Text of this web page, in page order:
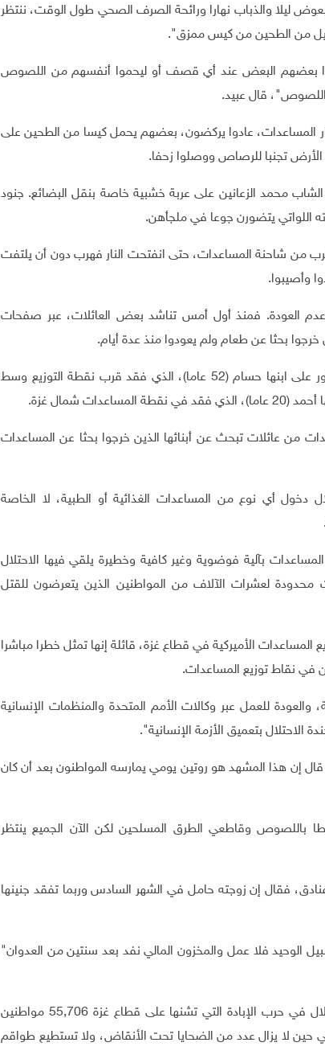
ليلا والذباب نهارا ورائحة الصرف الصحي طول الوقت، ننتظر
من الطحين من كيس ممزق".
بعضهم البعض عند أي قصف أو ليحموا أنفسهم من اللصوص
قال عبيد.
المساعدات، عادوا يركضون، بعضهم يحمل كيسا من الطحين على
تجنبا للرصاص ووصلوا زحفا.
محمد الزعانين على عربة خشبية خاصة بنقل البضائع. جنود
اللواتي يتضورن جوعا في ملجأهن.
إنه ما أن اقترب من شاحنة المساعدات، حتى انفتحت النار فهرب دون أن يلتفت
وأصيبوا.
العودة. فمنذ أول أمس تناشد بعض العائلات، عبر صفحات
خرجوا بحثا عن طعام ولم يعودوا منذ عدة أيام.
وتناشد عائلة "الشاعر" المواطنين للمساعدة في العثور على ابنها حسام (52 عاما)، الذي فقد قرب نقطة التوزيع وسط
شمال غزة.
من عائلات تبحث عن أبنائها الذين خرجوا بحثا عن المساعدات
دخول أي نوع من المساعدات الغذائية أو الطبية، لا الخاصة
.
بآلية فوضوية وغير كافية وخطيرة يلقي فيها الاحتلال
محدودة لعشرات الآلاف من المواطنين الذين يتعرضون للقتل
الأميركية في قطاع غزة، قائلة إنها تمثل خطرا مباشرا
في نقاط توزيع المساعدات.
للعمل عبر وكالات الأمم المتحدة والمنظمات الإنسانية
الاحتلال بتعميق الأزمة الإنسانية".
قال إن هذا المشهد هو روتين يومي يمارسه المواطنون بعد أن كان
باللصوص وقاطعي الطرق المسلحين لكن الآن الجميع ينتظر
في أحد الفنادق، فقال إن زوجته حامل في الشهر السادس وربما تفقد جنينها
الوحيد فلا عمل والمخزون المالي نفد بعد سنتين من العدوان"
ومنذ تشرين الأول/ أكتوبر 2023، قتلت قوات الاحتلال في حرب الإبادة التي تشنها على قطاع غزة 55,706 مواطنين
من الأطفال والنساء، وأصابت 130,101، في حين لا يزال عدد من الضحايا تحت الأنقاض، ولا تستطيع طواقم